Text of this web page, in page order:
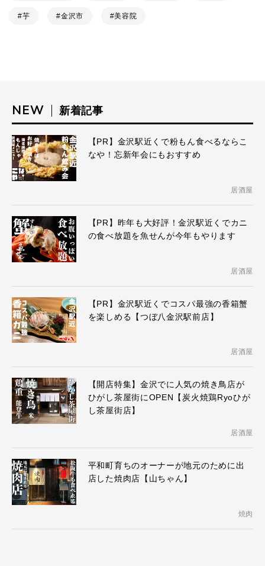
芋 金沢市 美容院
NEW 新着記事
【PR】金沢駅近くで粉もん食べるならこ
なや！忘新年会にもおすすめ
居酒屋
【PR】昨年も大好評！金沢駅近くでカニ
の食べ放題を魚せんが今年もやります
居酒屋
【PR】金沢駅近くでコスパ最強の香箱蟹
を楽しめる【つぼ八金沢駅前店】
居酒屋
【開店特集】金沢でに人気の焼き鳥店が
ひがし茶屋街にOPEN【炭火焼鶏Ryoひが
し茶屋街店】
居酒屋
平和町育ちのオーナーが地元のために出
店した焼肉店【山ちゃん】
焼肉